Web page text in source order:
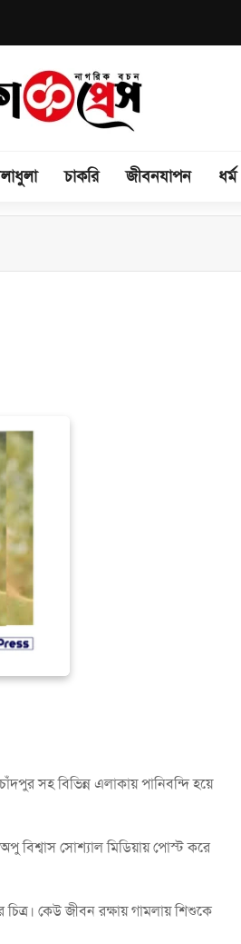
চাকরি জীবনযাপন ধর্ম
সহ বিভিন্ন এলাকায় পানিবন্দি হয়ে
বিশ্বাস সোশ্যাল মিডিয়ায় পোস্ট করে
কেউ জীবন রক্ষায় গামলায় শিশুকে